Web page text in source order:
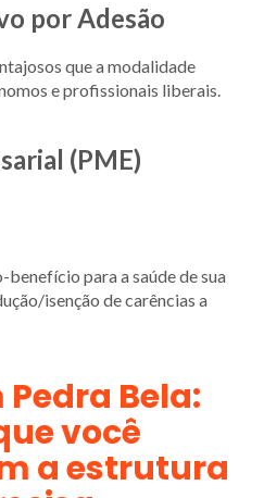
por Adesão
que a modalidade
e profissionais liberais.
(PME)
para a saúde de sua
isenção de carências a
Bela:
você
a estrutura